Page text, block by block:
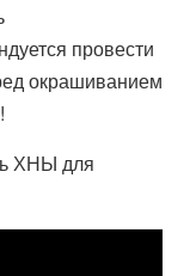
провести
окрашиванием
ХНЫ для